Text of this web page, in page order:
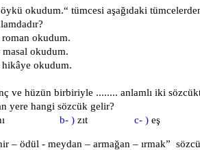
okudum.“ tümcesi aşağıdaki
okudum.
okudum.
okudum.
ve hüzün birbiriyle ........ anlamlı iki
yere hangi sözcük gelir?
b- ) zıt c- ) eş
– ödül - meydan – armağan – ırmak”